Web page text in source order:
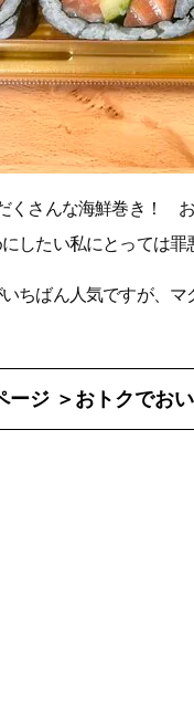
くさんな海鮮巻き！
したい私にとっては罪
ちばん人気ですが、マ
ージ ＞ おトクでお